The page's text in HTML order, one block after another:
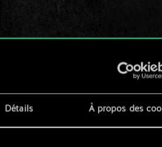
Détails À propos des